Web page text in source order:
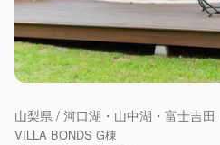
山梨県 / 河口湖・山中湖・富士吉田
VILLA BONDS G棟